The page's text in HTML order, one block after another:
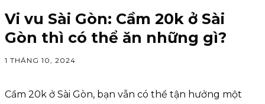
Vi vu Sài Gòn: Cầm 20k ở Sài
Gòn thì có thể ăn những gì?
1 THÁNG 10, 2024
Cầm 20k ở Sài Gòn, bạn vẫn có thể tận hưởng một